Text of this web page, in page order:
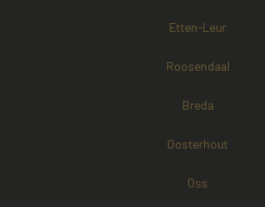
Etten-Leur
Roosendaal
Breda
Oosterhout
Oss